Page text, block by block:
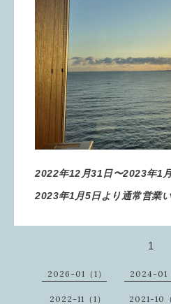
2022年12月31日〜2023年1
2023年1月5日より通常営業
1
2026-01（1） 2024-01
2022-11（1） 2021-10（